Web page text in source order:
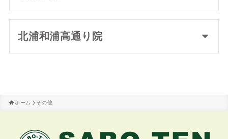
北浦和浦高通り院
ホーム その他